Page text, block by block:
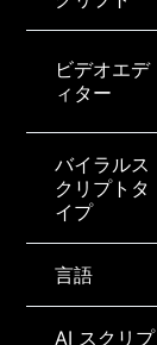
ビデオエデ
ィター
バイラルス
クリプトタ
イプ
言語
AI スクリプ